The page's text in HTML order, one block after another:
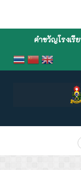
คำขวัญโรงเรี